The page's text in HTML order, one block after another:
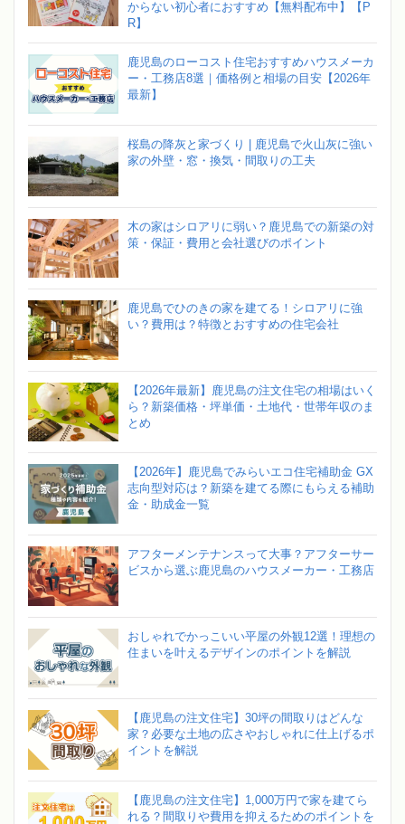
からない初心者におすすめ【無料配布中】【P
R】
鹿児島のローコスト住宅おすすめハウスメーカ
ー・工務店8選｜価格例と相場の目安【2026年
最新】
桜島の降灰と家づくり | 鹿児島で火山灰に強い
家の外壁・窓・換気・間取りの工夫
木の家はシロアリに弱い？鹿児島での新築の対
策・保証・費用と会社選びのポイント
鹿児島でひのきの家を建てる！シロアリに強
い？費用は？特徴とおすすめの住宅会社
【2026年最新】鹿児島の注文住宅の相場はいく
ら？新築価格・坪単価・土地代・世帯年収のま
とめ
【2026年】鹿児島でみらいエコ住宅補助金 GX
志向型対応は？新築を建てる際にもらえる補助
金・助成金一覧
アフターメンテナンスって大事？アフターサー
ビスから選ぶ鹿児島のハウスメーカー・工務店
おしゃれでかっこいい平屋の外観12選！理想の
住まいを叶えるデザインのポイントを解説
【鹿児島の注文住宅】30坪の間取りはどんな
家？必要な土地の広さやおしゃれに仕上げるポ
イントを解説
【鹿児島の注文住宅】1,000万円で家を建てら
れる？間取りや費用を抑えるためのポイントを